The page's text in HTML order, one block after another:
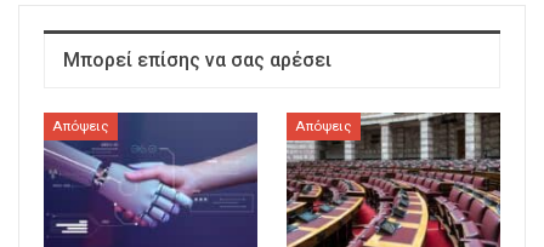
Μπορεί επίσης να σας αρέσει
Απόψεις Απόψεις